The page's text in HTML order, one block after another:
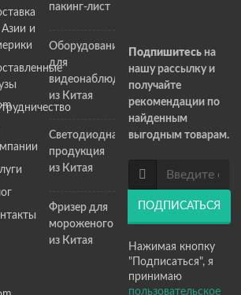
Азии и
пакинг-лист
Оборудование
для
видеонаблюдения
из Китая
Светодиодная
продукция
из Китая
Фризер для
мороженого
из Китая
Подпишитесьна
нашу рассылку и
получайте
рекомендации по
найденным
выгодным товарам.
ПОДПИСАТЬСЯ
Нажимая кнопку
"Подписаться", я
принимаю
пользовательское